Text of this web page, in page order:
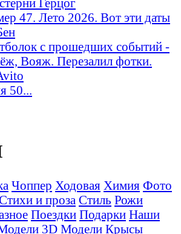
Герцог
47. Лето 2026. Вот эти даты
с прошедших событий -
Вояж. Перезалил фотки.
50...
Чоппер Ходовая Химия Фото
и проза Стиль Рожи
Поездки Подарки Наши
3D Модели Крысы